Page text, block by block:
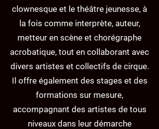
clownesque et le théâtre jeunesse, à
la fois comme interprète, auteur,
metteur en scène et chorégraphe
acrobatique, tout en collaborant avec
divers artistes et collectifs de cirque.
Il offre également des stages et des
formations sur mesure,
accompagnant des artistes de tous
niveaux dans leur démarche